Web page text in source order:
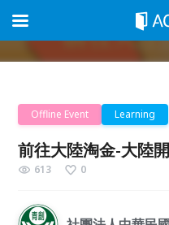
Offline Event Learning
前往大陸淘金-大陸
613 0